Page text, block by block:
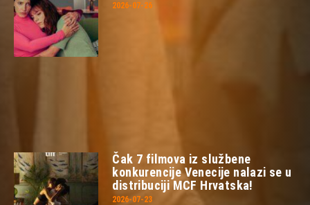
2026-07-26
Čak 7 filmova iz službene
konkurencije Venecije nalazi se u
distribuciji MCF Hrvatska!
2026-07-23